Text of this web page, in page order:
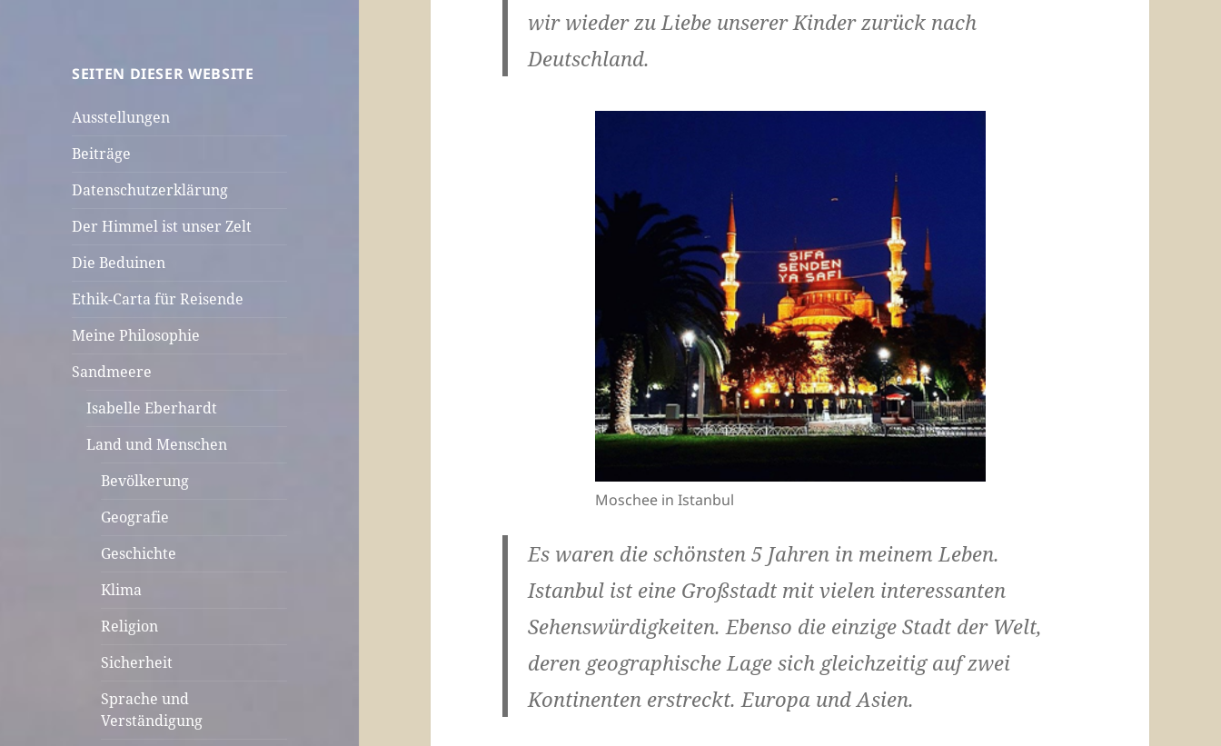
SEITEN DIESER WEBSITE
Ausstellungen
Beiträge
Datenschutzerklärung
Der Himmel ist unser Zelt
Die Beduinen
Ethik-Carta für Reisende
Meine Philosophie
Sandmeere
Isabelle Eberhardt
Land und Menschen
Bevölkerung
Geografie
Geschichte
Klima
Religion
Sicherheit
Sprache und
Verständigung
wir wieder zu Liebe unserer Kinder zurück nach
Deutschland.
Moschee in Istanbul
Es waren die schönsten 5 Jahren in meinem Leben.
Istanbul ist eine Großstadt mit vielen interessanten
Sehenswürdigkeiten. Ebenso die einzige Stadt der Welt,
deren geographische Lage sich gleichzeitig auf zwei
Kontinenten erstreckt. Europa und Asien.